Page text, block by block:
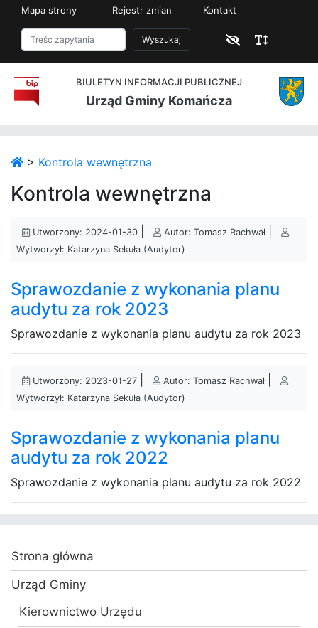
Mapa strony Rejestr zmian Kontakt
Wyszukaj
BIULETYN INFORMACJI PUBLICZNEJ
Urząd Gminy Komańcza
> Kontrola wewnętrzna
Kontrola wewnętrzna
Utworzony: 2024-01-30 Autor: Tomasz Rachwał
Wytworzył: Katarzyna Sekuła (Audytor)
Sprawozdanie z wykonania planu
audytu za rok 2023
Sprawozdanie z wykonania planu audytu za rok 2023
Utworzony: 2023-01-27 Autor: Tomasz Rachwał
Wytworzył: Katarzyna Sekuła (Audytor)
Sprawozdanie z wykonania planu
audytu za rok 2022
Sprawozdanie z wykonania planu audytu za rok 2022
Strona główna
Urząd Gminy
Kierownictwo Urzędu